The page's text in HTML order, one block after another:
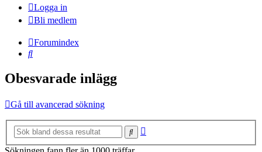
Logga in
Bli medlem
Forumindex
Sök
Obesvarade inlägg
Gå till avancerad sökning
Sök